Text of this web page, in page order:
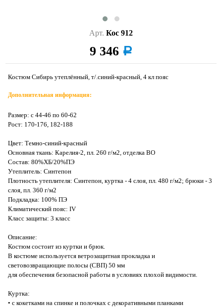
Арт. Кос 912
9 346 a
Костюм Сибирь утеплённый, т/.синий-красный, 4 кл пояс
Дополнительная информация:
Размер: с 44-46 по 60-62
Рост: 170-176, 182-188
Цвет: Темно-синий-красный
Основная ткань: Карелия-2, пл. 260 г/м2, отделка ВО
Состав: 80%ХБ/20%ПЭ
Утеплитель: Синтепон
Плотность утеплителя: Синтепон, куртка - 4 слоя, пл. 480 г/м2; брюки - 3
слоя, пл. 360 г/м2
Подкладка: 100% ПЭ
Климатический пояс: IV
Класс защиты: 3 класс
Описание:
Костюм состоит из куртки и брюк.
В костюме используется ветрозащитная прокладка и
световозвращающие полосы (СВП) 50 мм
для обеспечения безопасной работы в условиях плохой видимости.
Куртка:
• с кокетками на спинке и полочках с декоративными планками